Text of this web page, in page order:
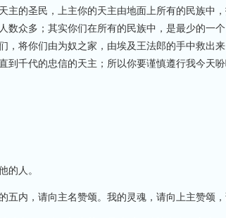
主的圣民，上主你的天主由地面上所有的民族中
数众多；其实你们在所有的民族中，是最少的一
，将你们由为奴之家，由埃及王法郎的手中救出
到千代的忠信的天主；所以你要谨慎遵行我今天
的人。
五内，请向主名赞颂。我的灵魂，请向上主赞颂